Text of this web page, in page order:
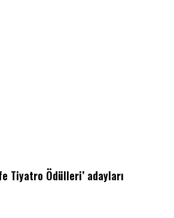
Tiyatro Ödülleri’ adayları